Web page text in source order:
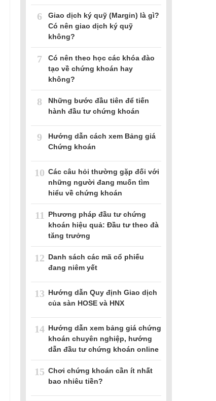
6
Giao dịch ký quỹ (Margin) là gì?
Có nên giao dịch ký quỹ
không?
7
Có nên theo học các khóa đào
tạo về chứng khoán hay
không?
8
Những bước đầu tiên để tiến
hành đầu tư chứng khoán
9
Hướng dẫn cách xem Bảng giá
Chứng khoán
10 Các câu hỏi thường gặp đối với
những người đang muốn tìm
hiểu về chứng khoán
11
Phương pháp đầu tư chứng
khoán hiệu quả: Đầu tư theo đà
tăng trưởng
12 Danh sách các mã cổ phiếu
đang niêm yết
13 Hướng dẫn Quy định Giao dịch
của sàn HOSE và HNX
14 Hướng dẫn xem bảng giá chứng
khoán chuyên nghiệp, hướng
dẫn đầu tư chứng khoán online
15 Chơi chứng khoán cần ít nhất
bao nhiêu tiền?